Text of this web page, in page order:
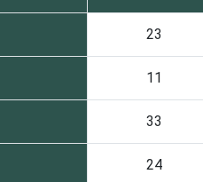
23
11
33
24